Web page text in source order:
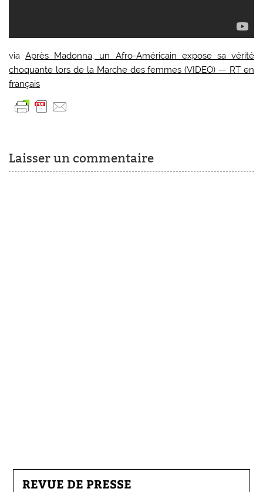
viaAprès Madonna, un Afro-Américain expose sa vérité
choquante lors de la Marche des femmes (VIDEO) — RT en
français
Laisser un commentaire
REVUE DE PRESSE